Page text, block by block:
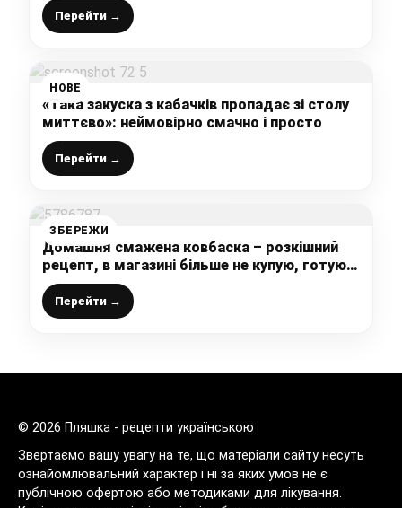
Перейти →
НОВЕ
«Така закуска з кабачків пропадає зі столу
миттєво»: неймовірно смачно і просто
Перейти →
ЗБЕРЕЖИ
Домашня смажена ковбаска – розкішний
рецепт, в магазині більше не купую, готую
сама – це неймовірно смачно і просто
Перейти →
© 2026 Пляшка - рецепти українською
Звертаємо вашу увагу на те, що матеріали сайту несуть
ознайомлювальний характер і ні за яких умов не є
публічною офертою або методиками для лікування.